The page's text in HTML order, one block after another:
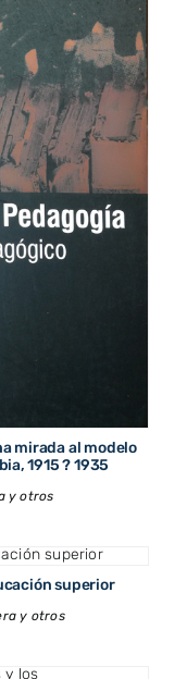
mirada al modelo
1915 ? 1935
y otros
superior
y otros